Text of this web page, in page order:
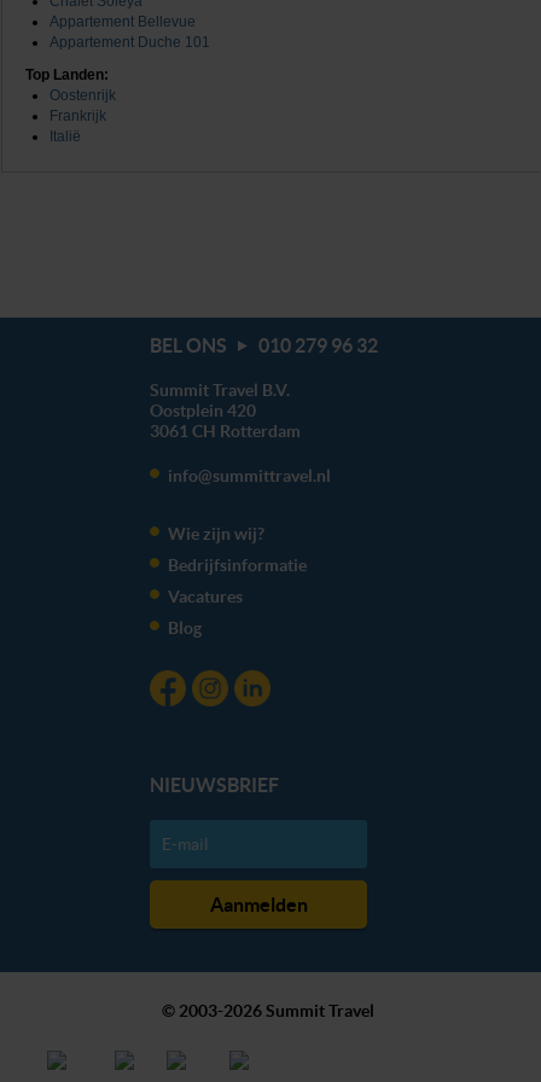
kunnen ontvangen en verwerken.
Appartement Bellevue
Appartement Duche 101
Top Landen:
Oostenrijk
Frankrijk
Italië
BEL ONS 010 279 96 32
Summit Travel B.V.
Oostplein 420
3061 CH Rotterdam
info@summittravel.nl
Wie zijn wij?
Bedrijfsinformatie
Vacatures
Blog
NIEUWSBRIEF
© 2003-2026 Summit Travel